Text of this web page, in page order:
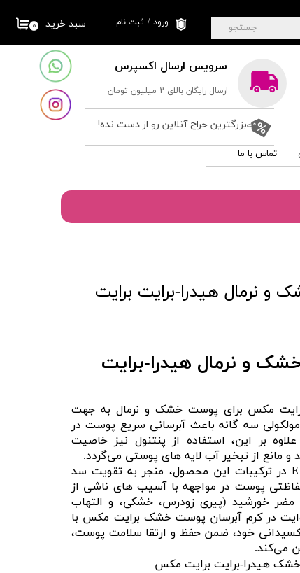
سرویس ارسال اکسپرس
ارسال رایگان بالای 2 میلیون تومان
جستجو ۰ سبد خرید ورود / ثبت نام
تغییر گذر واژه
سفارشات
خروج از حساب
کاربری
بزرگترین حراج آنلاین رو از دست نده!
تماس با ما
نرمال هیدرا-برایت برایت
و نرمال هیدرا-برایت
برایت مکس برای پوست خشک و نرمال به جهت
سه گانه باعث آبرسانی سریع پوست در
بر این، استفاده از پنتنول نیز خاصیت
و مانع از تبخیر آب لایه های پوستی می‌گردد.
سرامید، ویتامین F و ویتامین E در ترکیبات این محصول، منجر به تقویت سد
پوست در مواجهه با آسیب های ناشی از
مضر خورشید (پیری زودرس، خشکی، و التهاب
در کرم آبرسان پوست خشک برایت مکس با
خود، ضمن حفظ و ارتقا سلامت پوست،
می‌کند.
هیدرا-برایت برایت مکس